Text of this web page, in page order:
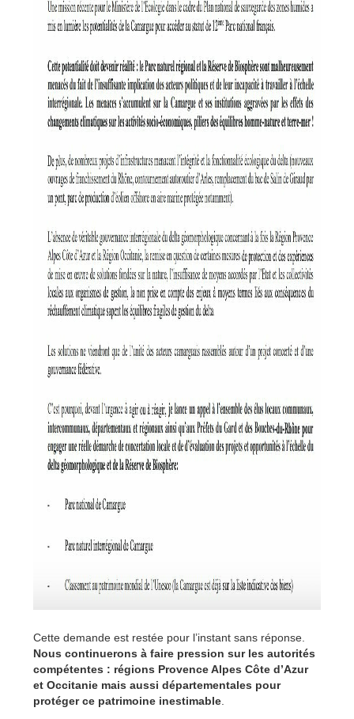
Cette demande est restée pour l’instant sans réponse.
Nous continuerons à faire pression sur les autorités
compétentes : régions Provence Alpes Côte d’Azur
et Occitanie mais aussi départementales pour
protéger ce patrimoine inestimable